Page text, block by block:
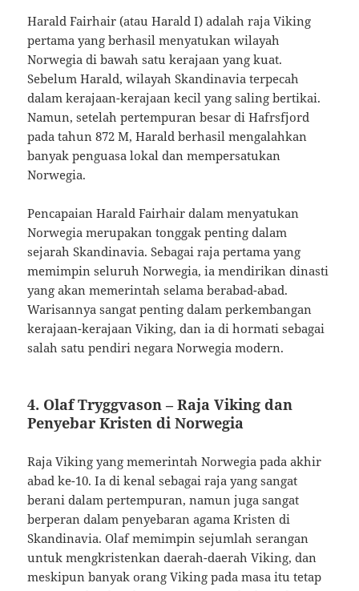
Harald Fairhair (atau Harald I) adalah raja Viking
pertama yang berhasil menyatukan wilayah
Norwegia di bawah satu kerajaan yang kuat.
Sebelum Harald, wilayah Skandinavia terpecah
dalam kerajaan-kerajaan kecil yang saling bertikai.
Namun, setelah pertempuran besar di Hafrsfjord
pada tahun 872 M, Harald berhasil mengalahkan
banyak penguasa lokal dan mempersatukan
Norwegia.
Pencapaian Harald Fairhair dalam menyatukan
Norwegia merupakan tonggak penting dalam
sejarah Skandinavia. Sebagai raja pertama yang
memimpin seluruh Norwegia, ia mendirikan dinasti
yang akan memerintah selama berabad-abad.
Warisannya sangat penting dalam perkembangan
kerajaan-kerajaan Viking, dan ia di hormati sebagai
salah satu pendiri negara Norwegia modern.
4. Olaf Tryggvason – Raja Viking dan
Penyebar Kristen di Norwegia
Raja Viking yang memerintah Norwegia pada akhir
abad ke-10. Ia di kenal sebagai raja yang sangat
berani dalam pertempuran, namun juga sangat
berperan dalam penyebaran agama Kristen di
Skandinavia. Olaf memimpin sejumlah serangan
untuk mengkristenkan daerah-daerah Viking, dan
meskipun banyak orang Viking pada masa itu tetap